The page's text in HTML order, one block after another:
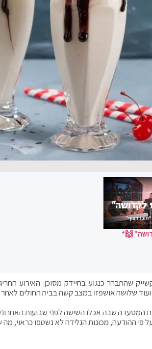
🙌*
שהתברר כנגוע בחיידק מסוכן. האירוע
שלושה אושפזו במצב קשה בבית החולים
המסעדה שבה אכלו השישה לפני שבועות